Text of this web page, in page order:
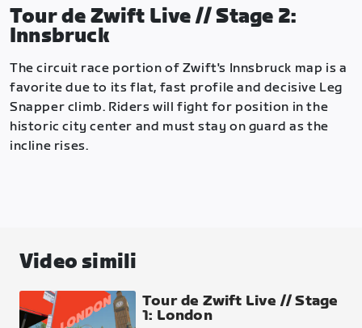
Tour de Zwift Live // Stage 2:
Innsbruck
The circuit race portion of Zwift's Innsbruck map is a
favorite due to its flat, fast profile and decisive Leg
Snapper climb. Riders will fight for position in the
historic city center and must stay on guard as the
incline rises.
Video simili
Tour de Zwift Live // Stage
1: London